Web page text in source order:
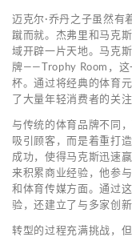
迈克尔·乔丹之子虽然有
蹴而就。杰弗里和马克
域开辟一片天地。马克
牌——Trophy Room，这
杯。通过将经典的体育
了大量年轻消费者的关注
与传统的体育品牌不同
吸引顾客，而是着重打
成功，使得马克斯迅速
来积累商业经验，他参
和体育传媒方面。通过
验，还建立了与多家创
转型的过程充满挑战，